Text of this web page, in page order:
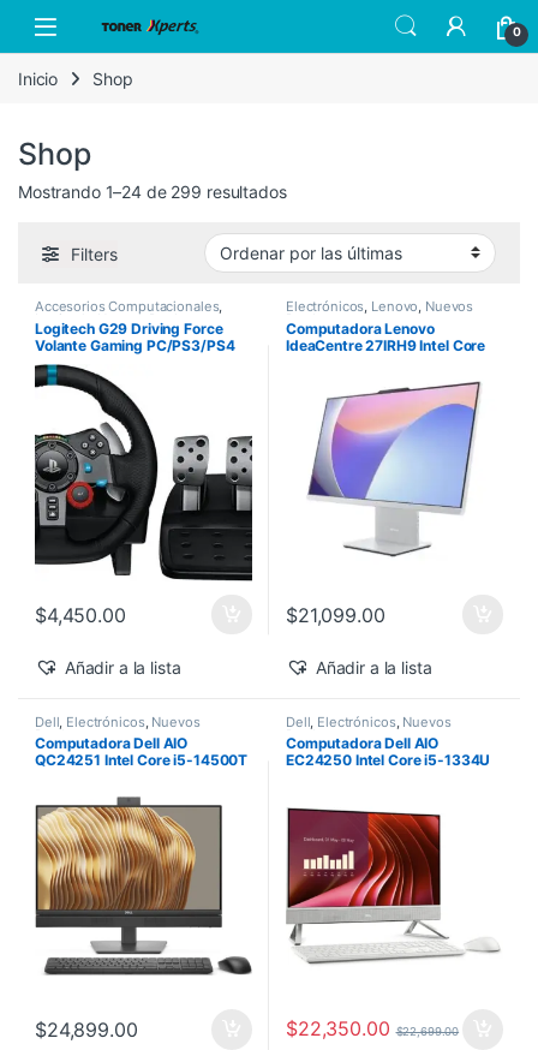
Open 0
Inicio Shop
Shop
Mostrando 1–24 de 299 resultadosSorted by latest
Filters
Accesorios Computacionales,
Logitech Nuevos Productos
Logitech G29 Driving Force
Volante Gaming PC/PS3/PS4
$4,450.00
Añadir a la lista
Electrónicos Lenovo Nuevos
Computadora Lenovo
IdeaCentre 27IRH9 Intel Core
512GB SSD Windows 11 Home
$21,099.00
Añadir a la lista
Dell Electrónicos, Nuevos
Productos
Computadora Dell AIO
QC24251 Intel Core i5-14500T
Windows 11 Pro
$24,899.00
Dell Electrónicos, Nuevos
Productos
Computadora Dell AIO
EC24250 Intel Core i5-1334U
$22,350.00 $22,699.00